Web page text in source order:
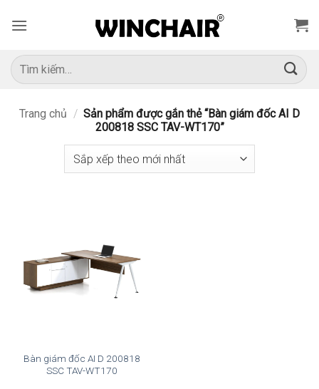
qua
dung
Tìm
kiếm:
Trang chủ / Sản phẩm được gắn thẻ “Bàn giám đốc AI D
200818 SSC TAV-WT170”
Bàn giám đốc AI D 200818
SSC TAV-WT170